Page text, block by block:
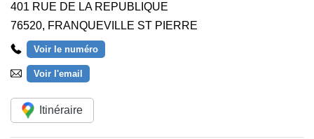
401 RUE DE LA REPUBLIQUE
76520, FRANQUEVILLE ST PIERRE
Voir le numéro
Voir l'email
Itinéraire